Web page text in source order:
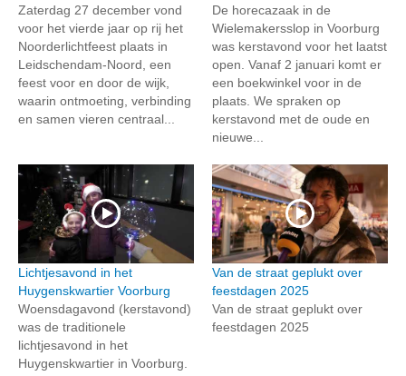
Zaterdag 27 december vond
voor het vierde jaar op rij het
Noorderlichtfeest plaats in
Leidschendam-Noord, een
feest voor en door de wijk,
waarin ontmoeting, verbinding
en samen vieren centraal...
De horecazaak in de
Wielemakersslop in Voorburg
was kerstavond voor het laatst
open. Vanaf 2 januari komt er
een boekwinkel voor in de
plaats. We spraken op
kerstavond met de oude en
nieuwe...
Lichtjesavond in het
Huygenskwartier Voorburg
Woensdagavond (kerstavond)
was de traditionele
lichtjesavond in het
Huygenskwartier in Voorburg.
Van de straat geplukt over
feestdagen 2025
Van de straat geplukt over
feestdagen 2025